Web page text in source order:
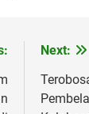
Next: